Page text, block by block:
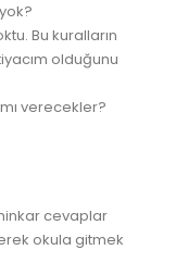
Bu kuralların
olduğunu
verecekler?
cevaplar
okula gitmek